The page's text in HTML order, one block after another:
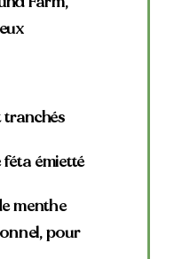
féta émietté
menthe
pour